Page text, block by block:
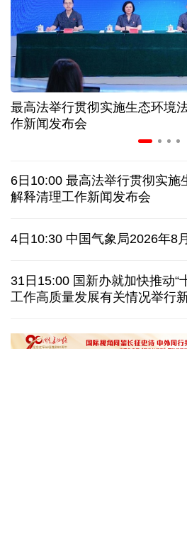
非必要不乱花 医保个人账户里
"校园贷"换上"新马甲" 警惕暑
2026暑期档票房破85亿 已连
探访泰缅“死亡铁路”，见证日本
泰国暖武里府行政组织办公楼
西班牙对意大利“报复”实施 首
最高法举行贯彻实施生态环境
作新闻发布会
6日10:00 最高法举行贯彻实施
解释清理工作新闻发布会
4日10:30 中国气象局2026年8
31日15:00 国新办就加快推动“
工作高质量发展有关情况举行